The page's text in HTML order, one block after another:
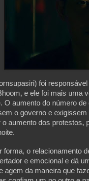
foi
e ele foi mais uma
O aumento do número
o governo e
o aumento dos protestos,
forma, o relacionamento
e emocional e dá
agem da maneira que